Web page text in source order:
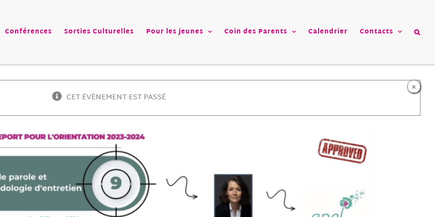
Conférences Sorties Culturelles Pour les jeunes Coin des Parents Calendrier Contacts
×
CET ÉVÈNEMENT EST PASSÉ